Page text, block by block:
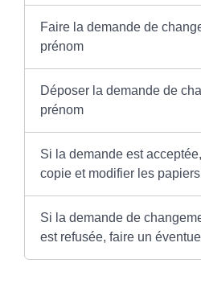
Faire la demande de
prénom
Déposer la demande de
prénom
Si la demande est
copie et modifier les
Si la demande de
est refusée, faire un